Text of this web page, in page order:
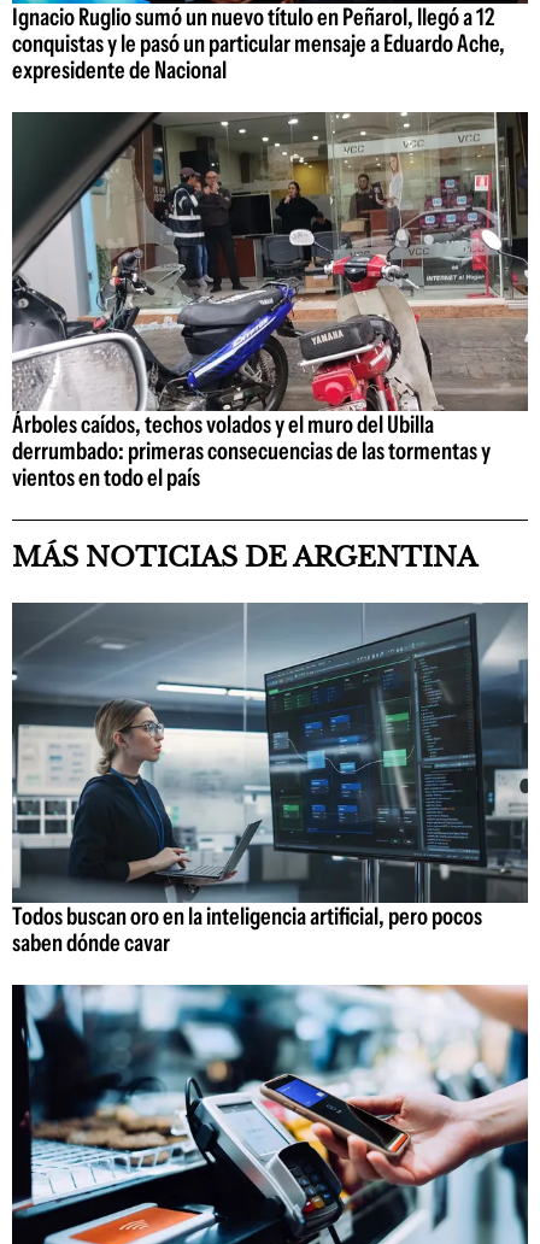
Ignacio Ruglio sumó un nuevo título en Peñarol, llegó a 12
conquistas y le pasó un particular mensaje a Eduardo Ache,
expresidente de Nacional
Árboles caídos, techos volados y el muro del Ubilla
derrumbado: primeras consecuencias de las tormentas y
vientos en todo el país
MÁS NOTICIAS DE ARGENTINA
Todos buscan oro en la inteligencia artificial, pero pocos
saben dónde cavar